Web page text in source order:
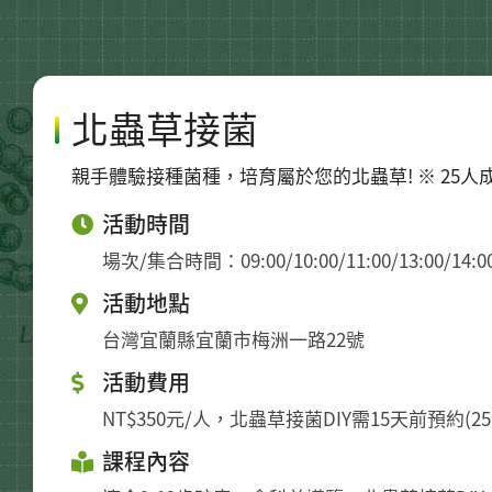
北蟲草接菌
親手體驗接種菌種，培育屬於您的北蟲草! ※ 25人
活動時間
場次/集合時間：09:00/10:00/11:00/13:00/
活動地點
台灣宜蘭縣宜蘭市梅洲一路22號
活動費用
NT$350元/人，北蟲草接菌DIY需15天前預約
課程內容